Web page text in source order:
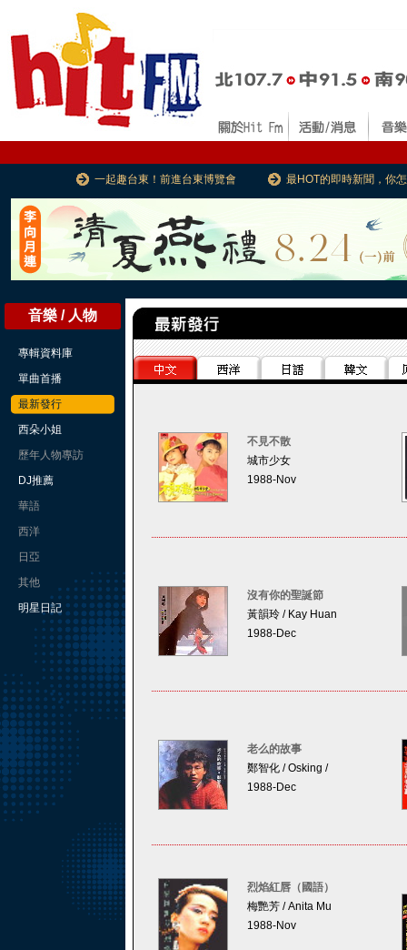
一起趣台東！前進台東博覽會 最HOT的即時新聞，你
音樂 / 人物
專輯資料庫
單曲首播
最新發行
西朵小姐
歷年人物專訪
DJ推薦
華語
西洋
日亞
其他
明星日記
不見不散
城市少女
1988-Nov
沒有你的聖誕節
黃韻玲 / Kay Huan
1988-Dec
老么的故事
鄭智化 / Osking /
1988-Dec
烈焰紅唇（國語）
梅艷芳 / Anita Mu
1988-Nov